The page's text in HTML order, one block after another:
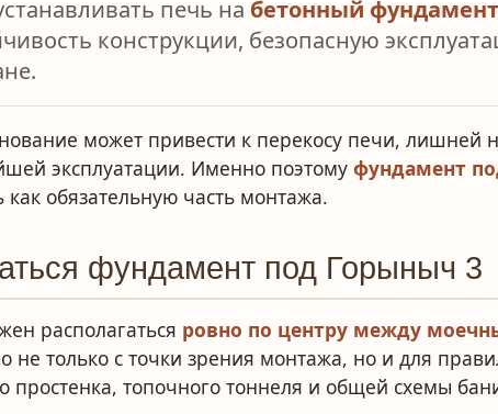
печь на бетонный фундамент
конструкции, безопасную
может привести к перекосу печи, лишней
эксплуатации. Именно поэтому фундамент
обязательную часть монтажа.
фундамент под Горыныч 3
располагаться ровно по центру между
не только с точки зрения монтажа, но и для
простенка, топочного тоннеля и общей схемы